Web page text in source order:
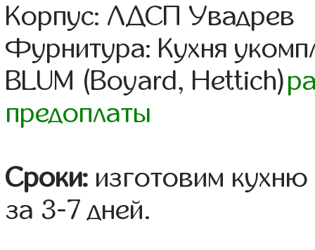
Корпус: ЛДСП Увадрев
Фурнитура: Кухня
BLUM (Boyard, Hettich)
предоплаты
Сроки: изготовим
за 3-7 дней.